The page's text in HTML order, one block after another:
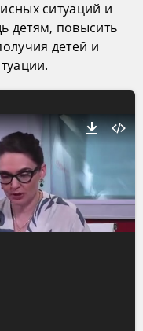
ситуаций и
детям, повысить
детей и